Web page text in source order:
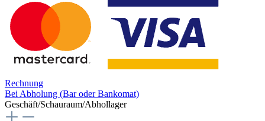
Rechnung
Bei Abholung (Bar oder Bankomat)
Geschäft/Schauraum/Abhollager